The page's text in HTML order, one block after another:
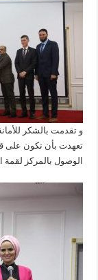
و تقدمت بالشكر للأمانة
تعهدت بأن تكون على
الوصول بالمركز